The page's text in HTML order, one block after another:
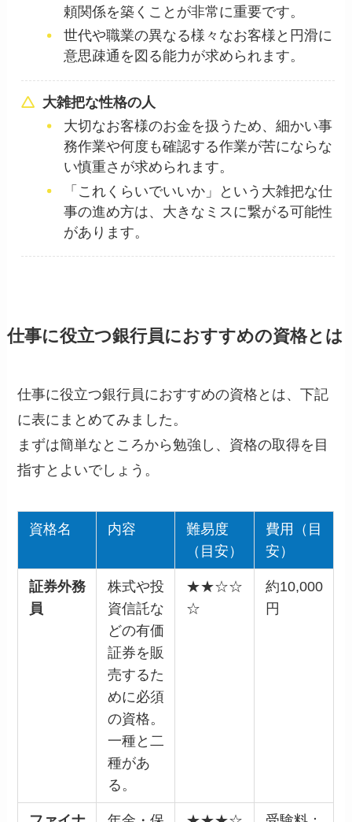
頼関係を築くことが非常に重要です。
世代や職業の異なる様々なお客様と円滑に
意思疎通を図る能力が求められます。
大雑把な性格の人
大切なお客様のお金を扱うため、細かい事
務作業や何度も確認する作業が苦にならな
い慎重さが求められます。
「これくらいでいいか」という大雑把な仕
事の進め方は、大きなミスに繋がる可能性
があります。
仕事に役立つ銀行員におすすめの資格とは
仕事に役立つ銀行員におすすめの資格とは、下記
に表にまとめてみました。
まずは簡単なところから勉強し、資格の取得を目
指すとよいでしょう。
資格名 内容
難易度
（目安）
費用（目
安）
証券外務
員
株式や投
資信託な
どの有価
証券を販
売するた
めに必須
の資格。
一種と二
種があ
る。
★★☆☆
☆
約10,000
円